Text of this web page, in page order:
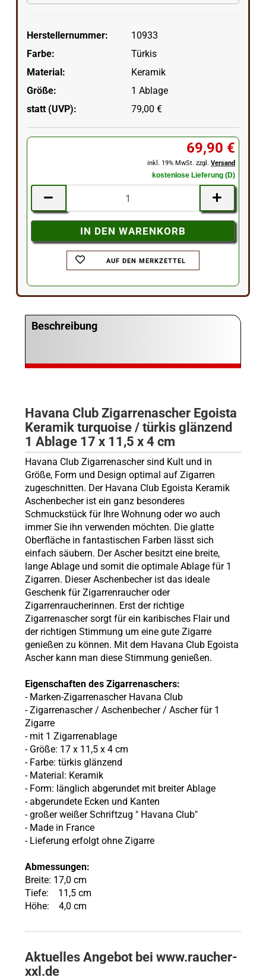
Herstellernummer:
10933
Farbe:
Türkis
Material:
Keramik
Größe:
1 Ablage
statt (UVP):
79,00 €
69,90 €
inkl. 19% MwSt. zzgl.Versand
kostenlose Lieferung (D)
AUF DEN MERKZETTEL
Beschreibung
Havana Club Zigarrenascher Egoista
Keramik turquoise / türkis glänzend
1 Ablage 17 x 11,5 x 4 cm
Havana Club Zigarrenascher sind Kult und in
Größe, Form und Design optimal auf Zigarren
zugeschnitten. Der Havana Club Egoista Keramik
Aschenbecher ist ein ganz besonderes
Schmuckstück für Ihre Wohnung oder wo auch
immer Sie ihn verwenden möchten. Die glatte
Oberfläche in fantastischen Farben lässt sich
einfach säubern. Der Ascher besitzt eine breite,
lange Ablage und somit die optimale Ablage für 1
Zigarren. Dieser Aschenbecher ist das ideale
Geschenk für Zigarrenraucher oder
Zigarrenraucherinnen. Erst der richtige
Zigarrenascher sorgt für ein karibisches Flair und
der richtigen Stimmung um eine gute Zigarre
genießen zu können. Mit dem Havana Club Egoista
Ascher kann man diese Stimmung genießen.
Eigenschaften des Zigarrenaschers:
- Marken-Zigarrenascher Havana Club
- Zigarrenascher / Aschenbecher / Ascher für 1
Zigarre
- mit 1 Zigarrenablage
- Größe: 17 x 11,5 x 4 cm
- Farbe: türkis glänzend
- Material: Keramik
- Form: länglich abgerundet mit breiter Ablage
- abgerundete Ecken und Kanten
- großer weißer Schriftzug " Havana Club"
- Made in France
- Lieferung erfolgt ohne Zigarre
Abmessungen:
Breite: 17,0 cm
Tiefe: 11,5 cm
Höhe: 4,0 cm
Aktuelles Angebot bei www.raucher-
xxl.de